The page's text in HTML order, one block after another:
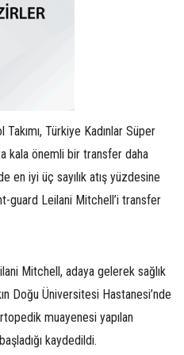
Türkiye Kadınlar Süper
kala önemli bir transfer daha
en iyi üç sayılık atış yüzdesine
guard Leilani Mitchell’i transfer
Mitchell, adaya gelerek sağlık
Doğu Üniversitesi Hastanesi’nde
muayenesi yapılan
kaydedildi.